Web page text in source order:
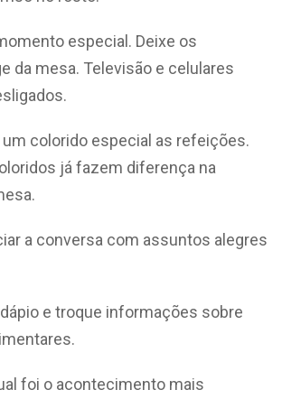
especial. Deixe os
da mesa. Televisão e celulares
colorido especial as refeições.
já fazem diferença na
a conversa com assuntos alegres
e troque informações sobre
foi o acontecimento mais